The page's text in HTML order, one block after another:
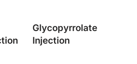
Glycopyrrolate
Injection